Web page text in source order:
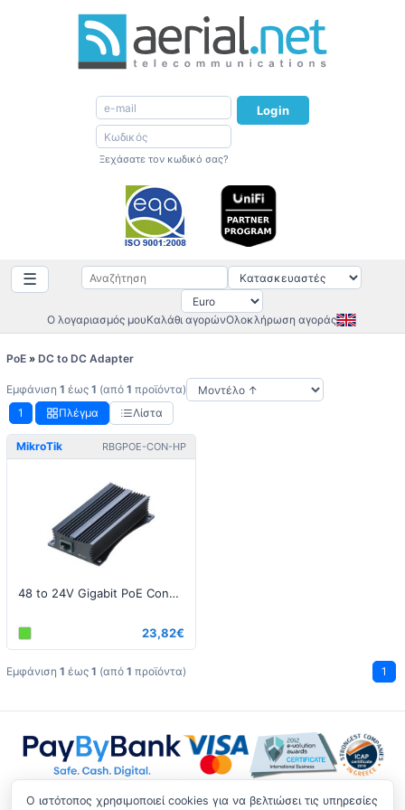
Login
Ξεχάσατε τον κωδικό σας?
☰
Ο λογαριασμός μουΚαλάθι αγορώνΟλοκλήρωση αγοράς
PoE » DC to DC Adapter
Εμφάνιση 1 έως 1 (από 1 προϊόντα)
1
Πλέγμα Λίστα
MikroTik RBGPOE-CON-HP
48 to 24V Gigabit PoE Converter
23,82€
Εμφάνιση 1 έως 1 (από 1 προϊόντα) 1
O ιστότοπος χρησιμοποιεί cookies για να βελτιώσει τις υπηρεσίες